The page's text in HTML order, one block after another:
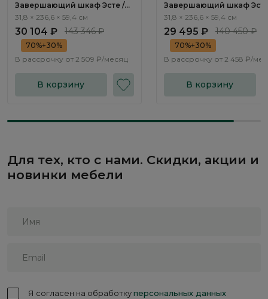
Завершающий шкаф Эсте /
Este ST841.2
31,8 × 236,6 × 59,4 см
30 104 ₽ 143 346 ₽
70%+30%
В рассрочку от 2 509 ₽/месяц
В корзину
Завершающий шкаф
Este ST841.1
31,8 × 236,6 × 59,4 см
29 495 ₽ 140 450 ₽
70%+30%
В рассрочку от 2 458 ₽/
В корзину
Для тех, кто с нами. Скидки, акции и
новинки мебели
Я согласен на обработкуперсональных данных